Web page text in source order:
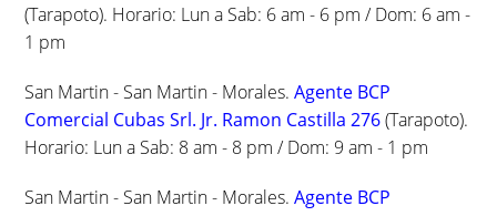
(Tarapoto). Horario: Lun a Sab: 6 am - 6 pm / Dom: 6 am -
1 pm
San Martin - San Martin - Morales.Agente BCP
Comercial Cubas Srl. Jr. Ramon Castilla 276(Tarapoto).
Horario: Lun a Sab: 8 am - 8 pm / Dom: 9 am - 1 pm
San Martin - San Martin - Morales.Agente BCP